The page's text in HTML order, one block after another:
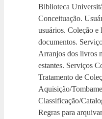
Biblioteca
Conceituação.
usuários. Coleção e
documentos.
Arranjos dos livros
estantes. Serviços
Tratamento de
Aquisição/
Classificação/
Regras para